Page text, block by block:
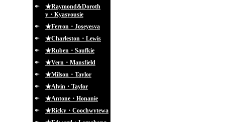
★Raymond&Doroth
y・Kyasyousie
★Ferron・Joseyesva
★Charleston・Lewis
★Ruben・Saufkie
★Vern・Mansfield
★Milson・Taylor
★Alvin・Taylor
★Antone・Honanie
★Ricky・Coochwytewa